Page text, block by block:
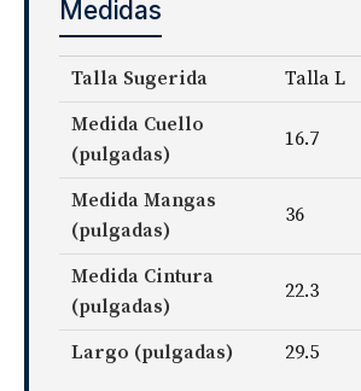
Medidas
Talla Sugerida
Talla L
Medida Cuello
(pulgadas)
16.7
Medida Mangas
(pulgadas)
36
Medida Cintura
(pulgadas)
22.3
Largo (pulgadas) 29.5